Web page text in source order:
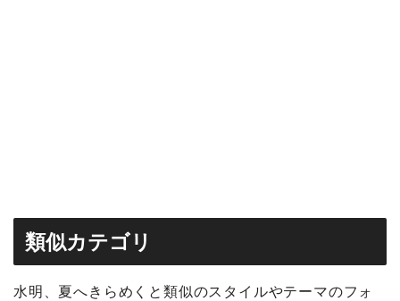
類似カテゴリ
水明、夏へきらめくと類似のスタイルやテーマのフォ